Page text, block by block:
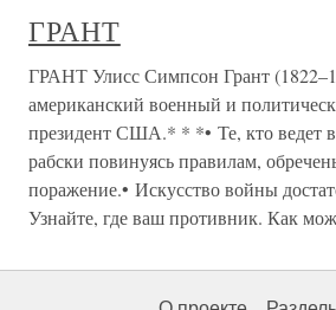
ГРАНТ
ГРАНТ Улисс Симпсон Грант
американский военный и
президент США.* * *• Те, кто ведет
рабски повинуясь правилам,
поражение.• Искусство войны
Узнайте, где ваш противник. Как